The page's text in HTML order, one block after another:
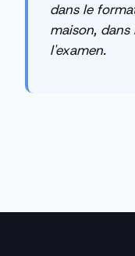
dans le
maison, dans
l'examen.